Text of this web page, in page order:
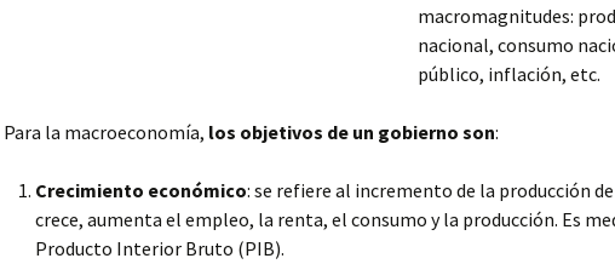
macromagnitudes:
nacional, consumo
público, inflación, etc.
Para la macroeconomía, los objetivos de un gobierno son:
Crecimiento económico: se refiere al incremento de la producción de
crece, aumenta el empleo, la renta, el consumo y la producción. Es
Producto Interior Bruto (PIB).